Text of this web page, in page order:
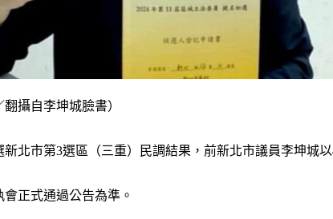
攝自李坤城臉書）
北市第3選區（三重）民調結果，前新北市議員李坤城
正式通過公告為準。